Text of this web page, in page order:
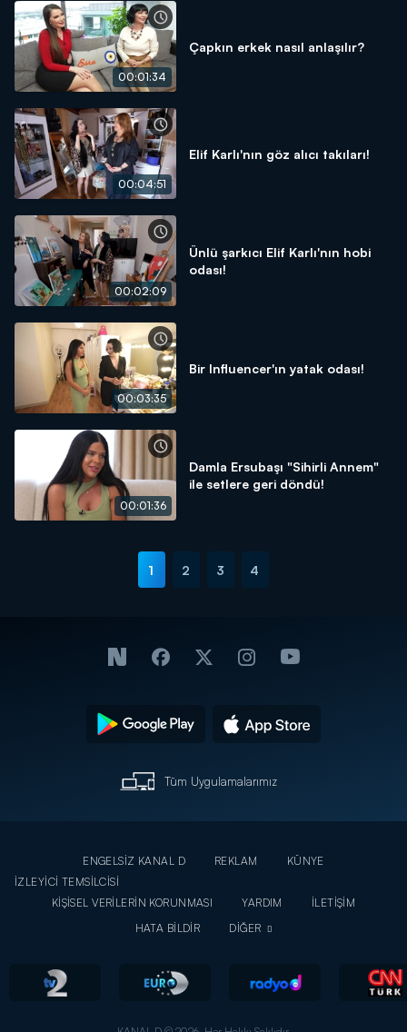
00:01:34
Çapkın erkek nasıl anlaşılır?
00:04:51
Elif Karlı'nın göz alıcı takıları!
00:02:09
Ünlü şarkıcı Elif Karlı'nın hobi
odası!
00:03:35
Bir Influencer'ın yatak odası!
00:01:36
Damla Ersubaşı "Sihirli Annem"
ile setlere geri döndü!
1 2 3 4
Tüm Uygulamalarımız
ENGELSİZ KANAL D REKLAM
KÜNYE
İZLEYİCİ TEMSİLCİSİ
KİŞİSEL VERİLERİN KORUNMASI
YARDIM
İLETİŞİM
HATA BİLDİR
DİĞER